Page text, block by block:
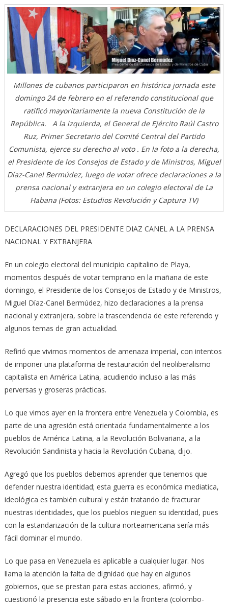
Millones de cubanos participaron en histórica jornada este
domingo 24 de febrero en el referendo constitucional que
ratificó mayoritariamente la nueva Constitución de la
República. A la izquierda, el General de Ejército Raúl Castro
Ruz, Primer Secretario del Comité Central del Partido
Comunista, ejerce su derecho al voto . En la foto a la derecha,
el Presidente de los Consejos de Estado y de Ministros, Miguel
Díaz-Canel Bermúdez, luego de votar ofrece declaraciones a la
prensa nacional y extranjera en un colegio electoral de La
Habana (Fotos: Estudios Revolución y Captura TV)
DECLARACIONES DEL PRESIDENTE DIAZ CANEL A LA PRENSA
NACIONAL Y EXTRANJERA
En un colegio electoral del municipio capitalino de Playa,
momentos después de votar temprano en la mañana de este
domingo, el Presidente de los Consejos de Estado y de Ministros,
Miguel Díaz-Canel Bermúdez, hizo declaraciones a la prensa
nacional y extranjera, sobre la trascendencia de este referendo y
algunos temas de gran actualidad.
Refirió que vivimos momentos de amenaza imperial, con intentos
de imponer una plataforma de restauración del neoliberalismo
capitalista en América Latina, acudiendo incluso a las más
perversas y groseras prácticas.
Lo que vimos ayer en la frontera entre Venezuela y Colombia, es
parte de una agresión está orientada fundamentalmente a los
pueblos de América Latina, a la Revolución Bolivariana, a la
Revolución Sandinista y hacia la Revolución Cubana, dijo.
Agregó que los pueblos debemos aprender que tenemos que
defender nuestra identidad; esta guerra es económica mediatica,
ideológica es también cultural y están tratando de fracturar
nuestras identidades, que los pueblos nieguen su identidad, pues
con la estandarización de la cultura norteamericana sería más
fácil dominar el mundo.
Lo que pasa en Venezuela es aplicable a cualquier lugar. Nos
llama la atención la falta de dignidad que hay en algunos
gobiernos, que se prestan para estas acciones, afirmó, y
cuestionó la presencia este sábado en la frontera (colombo-